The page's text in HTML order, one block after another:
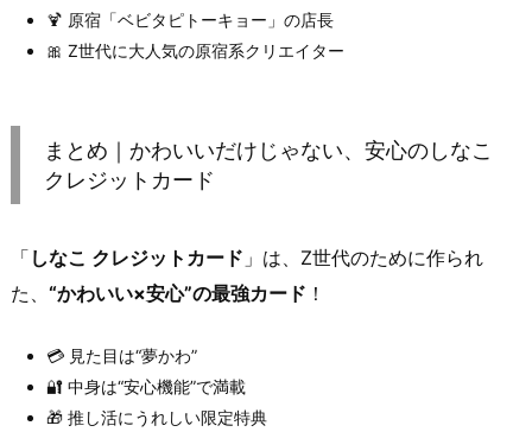
🍹 原宿「ベビタピトーキョー」の店長
🎀 Z世代に大人気の原宿系クリエイター
まとめ｜かわいいだけじゃない、安心のしなこ
クレジットカード
「 しなこ クレジットカード 」は、Z世代のために作られ
た、 “かわいい×安心”の最強カード ！
💳 見た目は“夢かわ”
🔐 中身は“安心機能”で満載
🎁 推し活にうれしい限定特典